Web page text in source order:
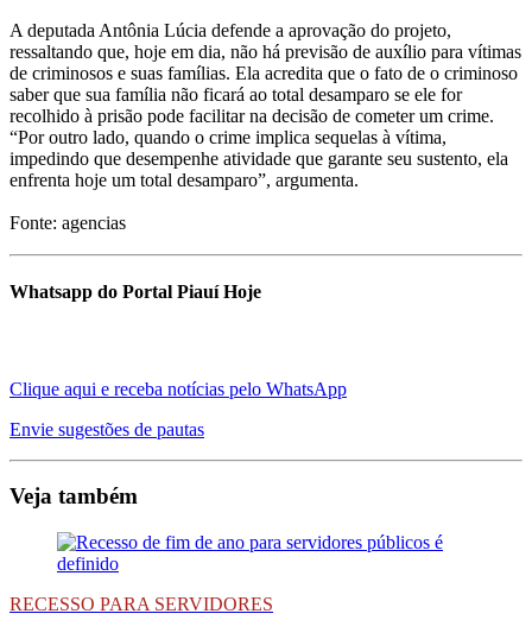
A deputada Antônia Lúcia defende a aprovação do projeto,
ressaltando que, hoje em dia, não há previsão de auxílio para vítimas
de criminosos e suas famílias. Ela acredita que o fato de o criminoso
saber que sua família não ficará ao total desamparo se ele for
recolhido à prisão pode facilitar na decisão de cometer um crime.
“Por outro lado, quando o crime implica sequelas à vítima,
impedindo que desempenhe atividade que garante seu sustento, ela
enfrenta hoje um total desamparo”, argumenta.
Fonte: agencias
Whatsapp do Portal Piauí Hoje
Clique aqui e receba notícias pelo WhatsApp
Envie sugestões de pautas
Veja também
RECESSO PARA SERVIDORES